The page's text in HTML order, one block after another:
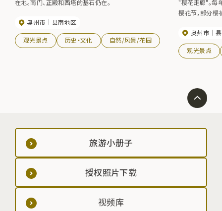
在地。南门、正殿和西塔的基石仍在。
奥州市 县南地区
观光景点 历史・文化 自然/风景/花园
"樱花走廊"。每
樱花节，部分樱
游时间：4 月下
奥州市
观光景点
旅游小册子
授权照片下载
视频库